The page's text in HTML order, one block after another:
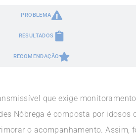
PROBLEMA
RESULTADOS
RECOMENDAÇÃO
que exige
Nóbrega é composta por
o acompanhamento. Assim,